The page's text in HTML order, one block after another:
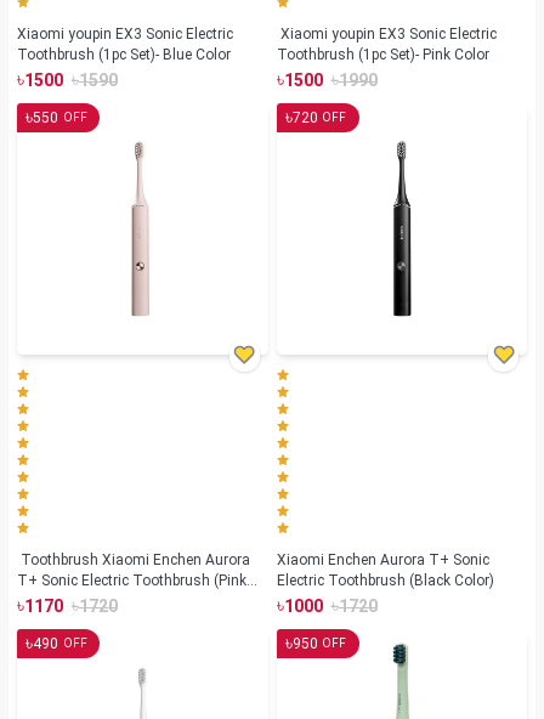
Xiaomi youpin EX3 Sonic Electric
Toothbrush (1pc Set)- Blue Color
৳1500 ৳1590
Toothbrush (1pc Set)- Pink Color
৳1500 ৳1990
৳550 OFF
Toothbrush Xiaomi Enchen Aurora
T+ Sonic Electric Toothbrush (Pink
Color)
৳1170 ৳1720
৳720 OFF
Xiaomi Enchen Aurora T+ Sonic
Electric Toothbrush (Black Color)
৳1000 ৳1720
৳490 OFF ৳950 OFF